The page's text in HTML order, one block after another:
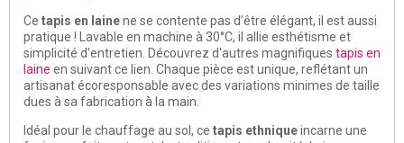
Ce tapis en lainene se contente pas d’être élégant, il est aussi
pratique ! Lavable en machine à 30°C, il allie esthétisme et
simplicité d'entretien. Découvrez d'autres magnifiques tapis en
laine en suivant ce lien. Chaque pièce est unique, reflétant un
artisanat écoresponsable avec des variations minimes de taille
dues à sa fabrication à la main.
Idéal pour le chauffage au sol, ce tapis ethniqueincarne une